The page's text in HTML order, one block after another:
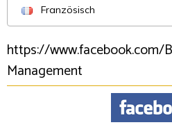
Französisch
https://
Management